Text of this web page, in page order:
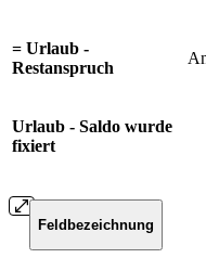
= Urlaub -
Restanspruch
Urlaub - Saldo wurde
fixiert
Feldbezeichnung